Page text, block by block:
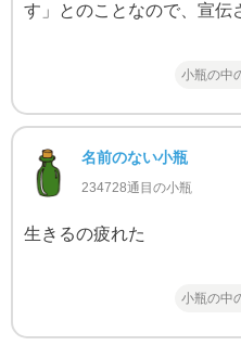
す」とのことなので、宣伝
小瓶の中
名前のない小瓶
234728通目の小瓶
生きるの疲れた
小瓶の中